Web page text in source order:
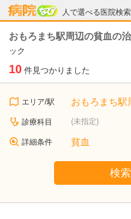
人で選べる医院検索
病院なび
おもろまち駅周辺の貧血の
ック
10 件見つかりました
エリア/駅 おもろまち駅
診療科目 (未指定)
詳細条件 貧血
検